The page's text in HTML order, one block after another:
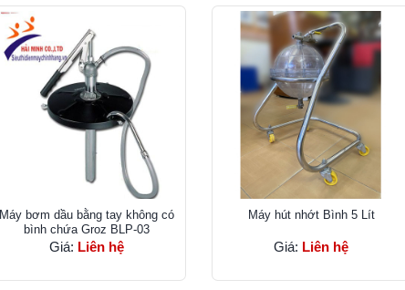
Máy bơm dầu bằng tay không có
bình chứa Groz BLP-03
Giá: Liên hệ
Máy hút nhớt Bình 5 Lít
Giá: Liên hệ